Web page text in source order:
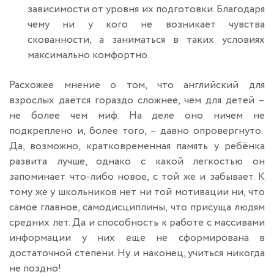
зависимости от уровня их подготовки. Благодаря
чему ни у кого не возникает чувства
скованности, а заниматься в таких условиях
максимально комфортно.
Расхожее мнение о том, что английский для
взрослых даётся гораздо сложнее, чем для детей –
не более чем миф. На деле оно ничем не
подкреплено и, более того, – давно опровергнуто.
Да, возможно, кратковременная память у ребёнка
развита лучше, однако с какой легкостью он
запоминает что-либо новое, с той же и забывает. К
тому же у школьников нет ни той мотивации ни, что
самое главное, самодисциплины, что присуща людям
средних лет. Да и способность к работе с массивами
информации у них еще не сформирована в
достаточной степени. Ну и наконец, учиться никогда
не поздно!